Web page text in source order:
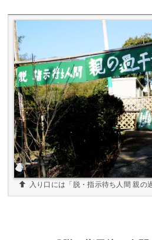
入り口には「脱・指示待ち人間 親の